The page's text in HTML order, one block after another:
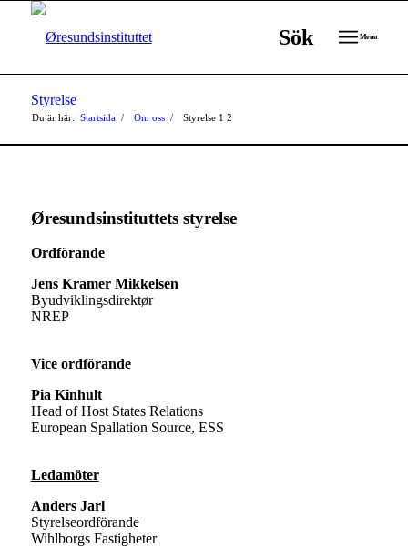
Sök Menu
Styrelse
Du är här: Startsida 1
/ Om oss 2
/ Styrelse
Øresundsinstituttets styrelse
Ordförande
Jens Kramer Mikkelsen
Byudviklingsdirektør
NREP
Vice ordförande
Pia Kinhult
Head of Host States Relations
European Spallation Source, ESS
Ledamöter
Anders Jarl
Styrelseordförande
Wihlborgs Fastigheter